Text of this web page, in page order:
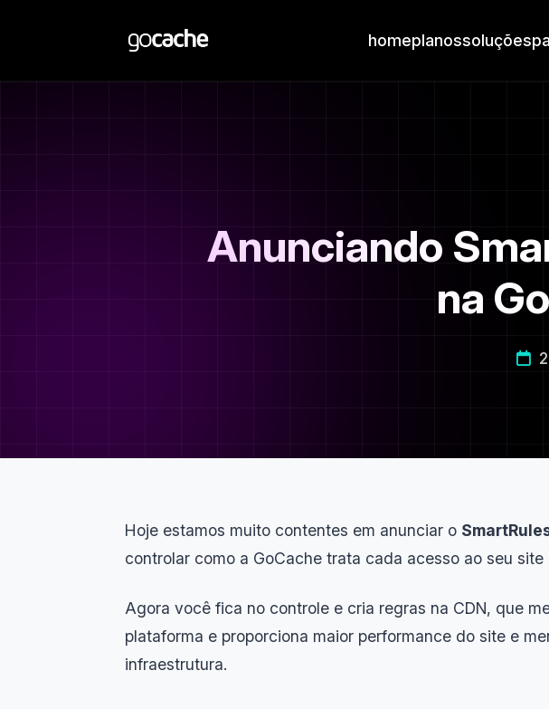
homeplanossoluções
Anunciando
na
Hoje estamos muito contentes em anunciar o
controlar como a GoCache trata cada acesso ao seu site
Agora você fica no controle e cria regras na CDN, que
plataforma e proporciona maior performance do site e
infraestrutura.